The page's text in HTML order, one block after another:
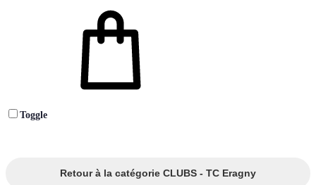
Toggle
Retour à la catégorie CLUBS - TC Eragny